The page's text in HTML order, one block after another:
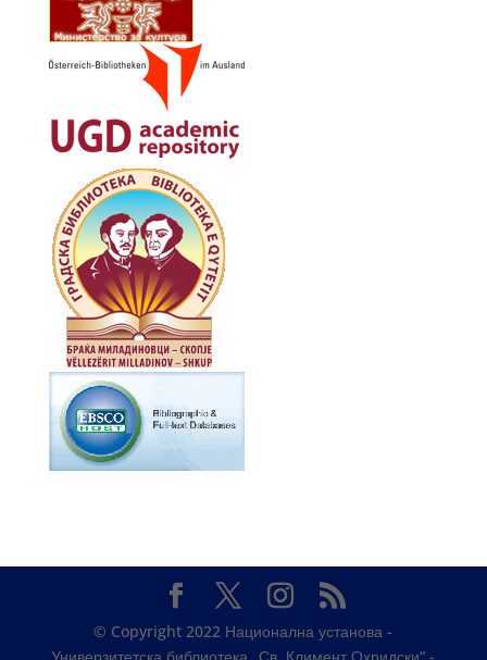
© Copyright 2022 Национална установа -